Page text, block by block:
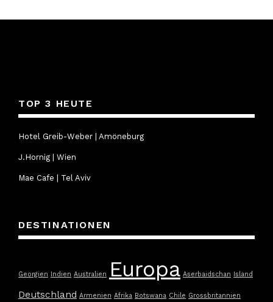
TOP 3 HEUTE
Hotel Greib-Weber | Amöneburg
J.Hornig | Wien
Mae Cafe | Tel Aviv
DESTINATIONEN
Georgien Indien Australien Europa Aserbaidschan Island
Deutschland Armenien Afrika Botswana Chile Grossbritannien